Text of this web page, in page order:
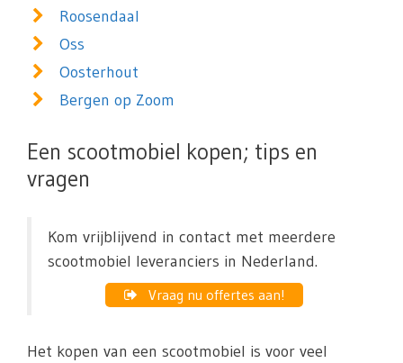
Roosendaal
Oss
Oosterhout
Bergen op Zoom
Een scootmobiel kopen; tips en
vragen
Kom vrijblijvend in contact met meerdere
scootmobiel leveranciers in Nederland.
Vraag nu offertes aan!
Het kopen van een scootmobiel is voor veel